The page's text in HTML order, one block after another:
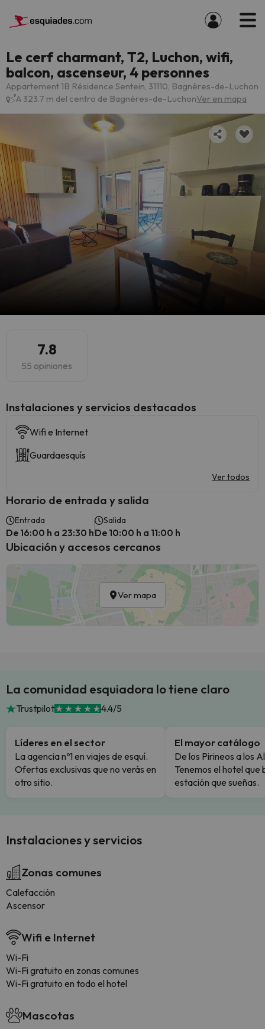
Le cerf charmant, T2, Luchon, wifi,
balcon, ascenseur, 4 personnes
Appartement 1B Résidence Sentein, 31110, Bagnères-de-Luchon
A 323.7 m del centro de Bagnères-de-LuchonVer en mapa
7.8
55 opiniones
Instalaciones y servicios destacados
Wifi e Internet
Guardaesquís
Ver todos
Horario de entrada y salida
Entrada
De 16:00 h a 23:30 h
Salida
De 10:00 h a 11:00 h
Ubicación y accesos cercanos
Ver mapa
La comunidad esquiadora lo tiene claro
Trustpilot 4.4/5
Líderes en el sector
La agencia nº1 en viajes de esquí.
Ofertas exclusivas que no verás en
otro sitio.
El mayor catálogo
De los Pirineos a los
Tenemos el hotel que
estación que sueñas.
Instalaciones y servicios
Zonas comunes
Calefacción
Ascensor
Wifi e Internet
Wi-Fi
Wi-Fi gratuito en zonas comunes
Wi-Fi gratuito en todo el hotel
Mascotas